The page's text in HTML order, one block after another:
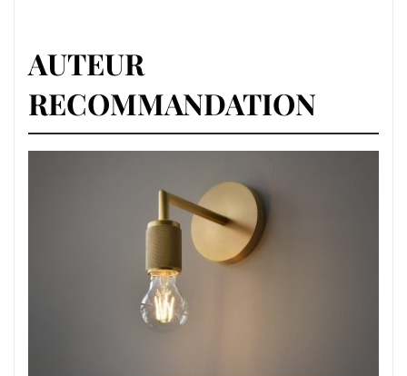
AUTEUR
RECOMMANDATION